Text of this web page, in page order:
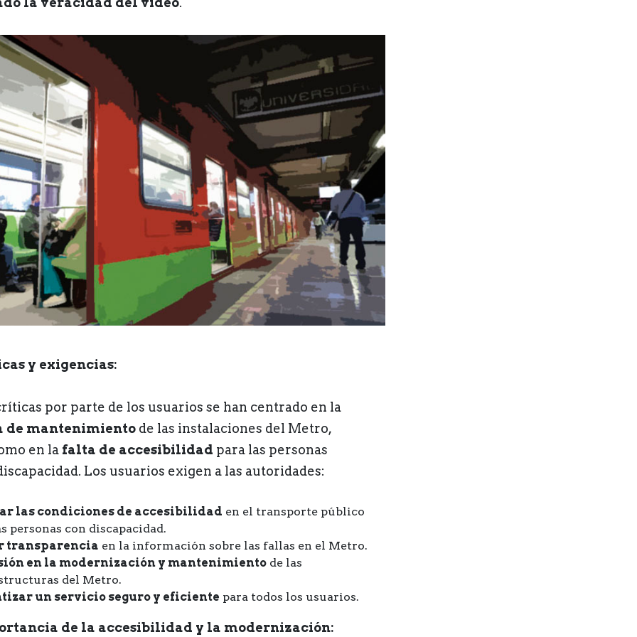
y exigencias:
por parte de los usuarios se han centrado en la
de mantenimientode las instalaciones del Metro,
en la falta de accesibilidad para las personas
Los usuarios exigen a las autoridades:
las condiciones de accesibilidad en el transporte público
personas con discapacidad.
transparencia en la información sobre las fallas en el Metro.
en la modernización y mantenimientode las
del Metro.
un servicio seguro y eficiente para todos los usuarios.
de la accesibilidad y la modernización: